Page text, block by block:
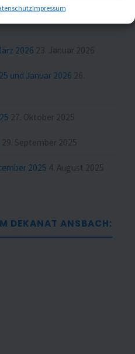
Impressum
2026 23. Januar 2026
und Januar 2026 26.
27. Oktober 2025
29. September 2025
2025 4. August 2025
DEKANAT ANSBACH: